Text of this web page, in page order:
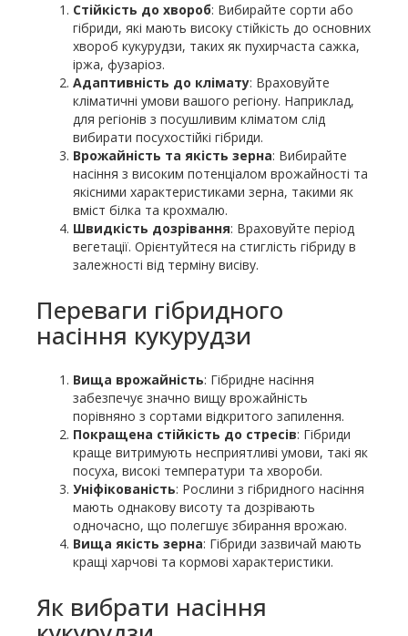
Стійкість до хвороб: Вибирайте сорти або
гібриди, які мають високу стійкість до основних
хвороб кукурудзи, таких як пухирчаста сажка,
іржа, фузаріоз.
Адаптивність до клімату: Враховуйте
кліматичні умови вашого регіону. Наприклад,
для регіонів з посушливим кліматом слід
вибирати посухостійкі гібриди.
Врожайність та якість зерна: Вибирайте
насіння з високим потенціалом врожайності та
якісними характеристиками зерна, такими як
вміст білка та крохмалю.
Швидкість дозрівання: Враховуйте період
вегетації. Орієнтуйтеся на стиглість гібриду в
залежності від терміну висіву.
Переваги гібридного
насіння кукурудзи
Вища врожайність: Гібридне насіння
забезпечує значно вищу врожайність
порівняно з сортами відкритого запилення.
Покращена стійкість до стресів: Гібриди
краще витримують несприятливі умови, такі як
посуха, високі температури та хвороби.
Уніфікованість: Рослини з гібридного насіння
мають однакову висоту та дозрівають
одночасно, що полегшує збирання врожаю.
Вища якість зерна: Гібриди зазвичай мають
кращі харчові та кормові характеристики.
Як вибрати насіння